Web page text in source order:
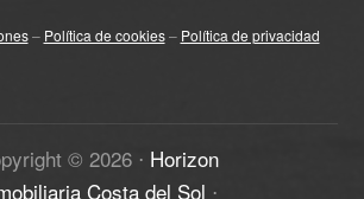
– Política de cookies– Política de privacidad
© 2026 ⋅ Horizon
Costa del Sol ⋅